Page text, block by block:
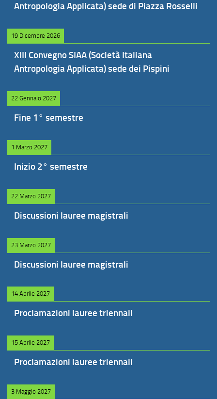
Antropologia Applicata) sede di Piazza Rosselli
19 Dicembre 2026
XIII Convegno SIAA (Società Italiana
Antropologia Applicata) sede dei Pispini
22 Gennaio 2027
Fine 1° semestre
1 Marzo 2027
Inizio 2° semestre
22 Marzo 2027
Discussioni lauree magistrali
23 Marzo 2027
Discussioni lauree magistrali
14 Aprile 2027
Proclamazioni lauree triennali
15 Aprile 2027
Proclamazioni lauree triennali
3 Maggio 2027